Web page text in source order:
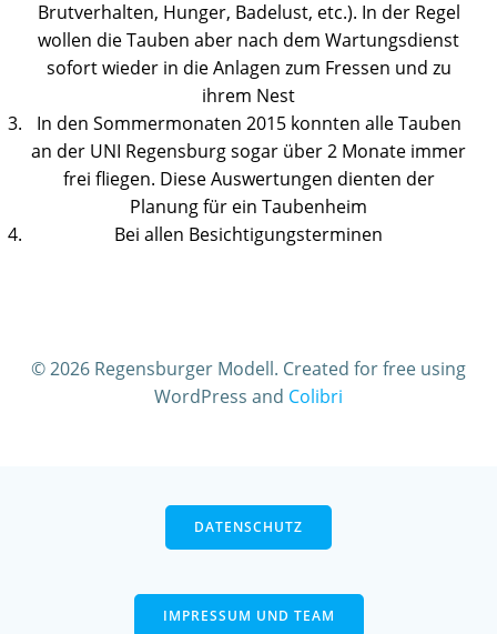
Brutverhalten, Hunger, Badelust, etc.). In der Regel
wollen die Tauben aber nach dem Wartungsdienst
sofort wieder in die Anlagen zum Fressen und zu
ihrem Nest
In den Sommermonaten 2015 konnten alle Tauben
an der UNI Regensburg sogar über 2 Monate immer
frei fliegen. Diese Auswertungen dienten der
Planung für ein Taubenheim
Bei allen Besichtigungsterminen
© 2026 Regensburger Modell. Created for free using
WordPress and Colibri
DATENSCHUTZ
IMPRESSUM UND TEAM